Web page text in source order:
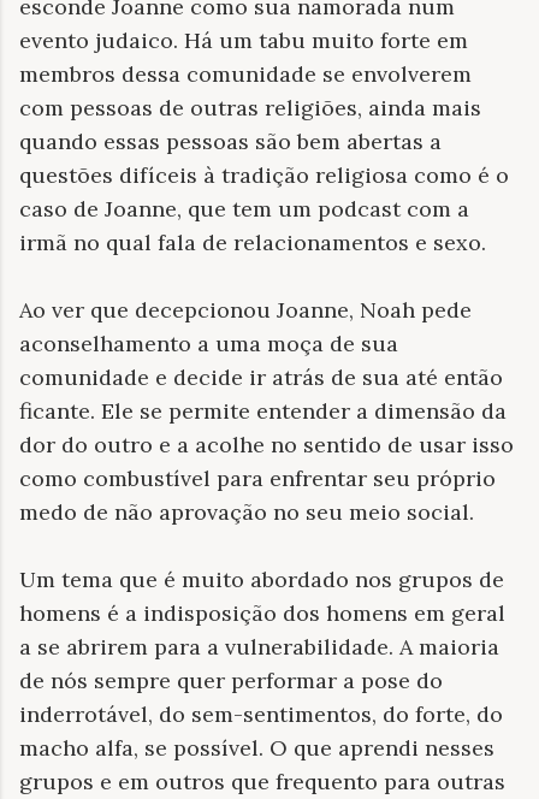
esconde Joanne como sua namorada num
evento judaico. Há um tabu muito forte em
membros dessa comunidade se envolverem
com pessoas de outras religiões, ainda mais
quando essas pessoas são bem abertas a
questões difíceis à tradição religiosa como é o
caso de Joanne, que tem um podcast com a
irmã no qual fala de relacionamentos e sexo.
Ao ver que decepcionou Joanne, Noah pede
aconselhamento a uma moça de sua
comunidade e decide ir atrás de sua até então
ficante. Ele se permite entender a dimensão da
dor do outro e a acolhe no sentido de usar isso
como combustível para enfrentar seu próprio
medo de não aprovação no seu meio social.
Um tema que é muito abordado nos grupos de
homens é a indisposição dos homens em geral
a se abrirem para a vulnerabilidade. A maioria
de nós sempre quer performar a pose do
inderrotável, do sem-sentimentos, do forte, do
macho alfa, se possível. O que aprendi nesses
grupos e em outros que frequento para outras